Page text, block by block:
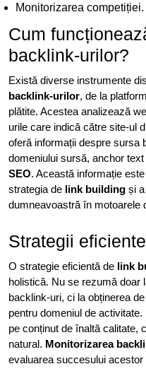
Monitorizarea competiției.
Cum
backlink-urilor?
Există diverse instrumente
backlink-urilor, de la
plătite. Acestea analizează
urile care indică către site-ul
oferă informații despre sursa
domeniului sursă, anchor
SEO. Această informație
strategia de link building și
dumneavoastră în motoarele
Strategii
O strategie eficientă de link
holistică. Nu se rezumă doar
backlink-uri, ci la obținerea
pentru domeniul de
pe conținut de înaltă calitate,
natural. Monitorizarea
evaluarea succesului acestor